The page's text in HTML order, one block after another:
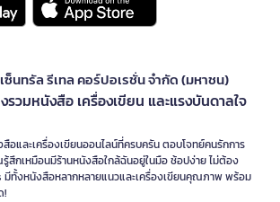
ซ็นทรัล รีเทล คอร์ปอเรชั่น จำกัด (มหาชน)
รวมหนังสือ เครื่องเขียน และแรงบันดาลใจ
อและเครื่องเขียนออนไลน์ที่ครบครัน ตอบโจทย์คนรักการ
สึกเหมือนมีร้านหนังสือใกล้ฉันอยู่ในมือ ช้อปง่าย ไม่ต้อง
มีทั้งหนังสือหลากหลายแนวและเครื่องเขียนคุณภาพ พร้อม
!